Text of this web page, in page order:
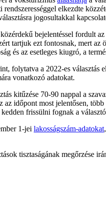
elkezdte
jogosultakkal
bejelentéssel fordult
tartjuk ezt fontosnak, mert
és az esetleges kiugró, a
folytatva a 2022-es
vonatkozó adatokat.
kitűzése 70-90 nappal a
az időpont most jelentősen,
frissülni fognak a
1-jei lakosságszám-adatokat
tisztaságának megőrzése